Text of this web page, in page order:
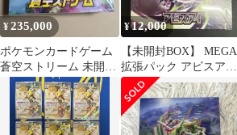
¥235,000
ポケモンカードゲーム
蒼空ストリーム 未開封
BOX
¥12,000
【未開封BOX】 MEGA
拡張パック アビスアイ
シュリンク付き